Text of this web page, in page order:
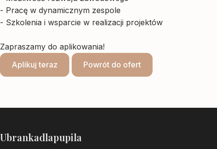
- Pracę w dynamicznym zespole
- Szkolenia i wsparcie w realizacji projektów
Zapraszamy do aplikowania!
Aplikuj teraz
Powrót do ofert
Ubrankadlapupila